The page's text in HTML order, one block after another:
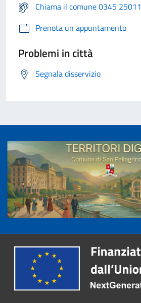
Chiama il comune 0345 25011
Prenota un appuntamento
Problemi in città
Segnala disservizio